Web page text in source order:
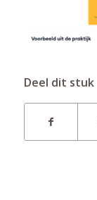
Deel dit stuk